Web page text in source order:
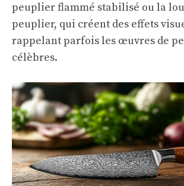
peuplier flammé stabilisé ou la
peuplier, qui créent des effets
rappelant parfois les œuvres de
célèbres.